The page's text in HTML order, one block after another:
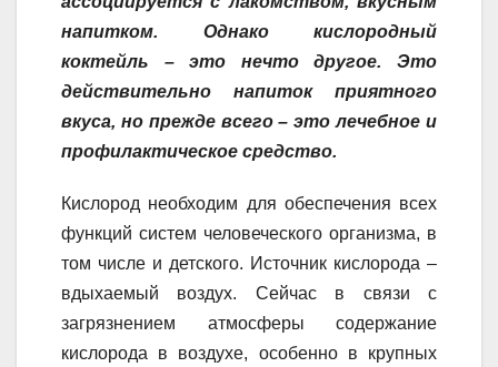
i
k
i
a
l
p
в
и
т
напитком. Однако кислородный
коктейль – это нечто другое. Это
действительно напиток приятного
вкуса, но прежде всего – это лечебное и
профилактическое средство.
Кислород необходим для обеспечения всех
функций систем человеческого организма, в
том числе и детского. Источник кислорода –
вдыхаемый воздух. Сейчас в связи с
загрязнением атмосферы содержание
кислорода в воздухе, особенно в крупных